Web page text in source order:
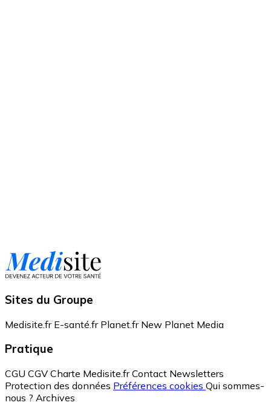
Sites du Groupe
Medisite.fr E-santé.fr Planet.fr New Planet Media
Pratique
CGU CGV Charte Medisite.fr Contact Newsletters
Protection des données Préférences cookies Qui sommes-
nous ? Archives